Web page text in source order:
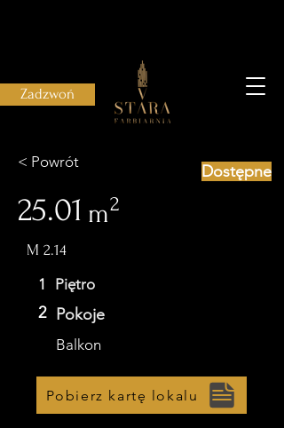
Zadzwoń
< Powrót
25.01 m
M 2.14
1 Piętro
2 Pokoje
Balkon
Pobierz kartę lokalu
Dostępne
2